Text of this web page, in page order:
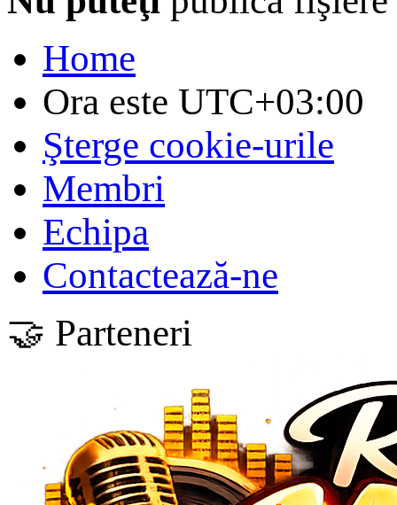
Home
Ora este UTC+03:00
Şterge cookie-urile
Membri
Echipa
Contactează-ne
🤝 Parteneri